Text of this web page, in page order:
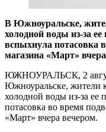
В Южноуральске,
холодной воды из-за ее
вспыхнула потасовка
магазина «Март»
ЮЖНОУРАЛЬСК, 2
Южноуральске, жители
холодной воды из-за ее
потасовка во время
«Март» вчера вечером.